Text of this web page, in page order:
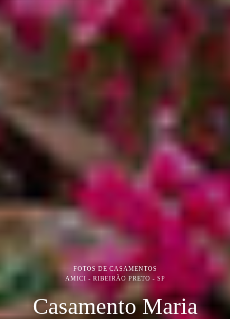
FOTOS DE CASAMENTOS
AMICI - RIBEIRÃO PRETO - SP
Casamento Maria